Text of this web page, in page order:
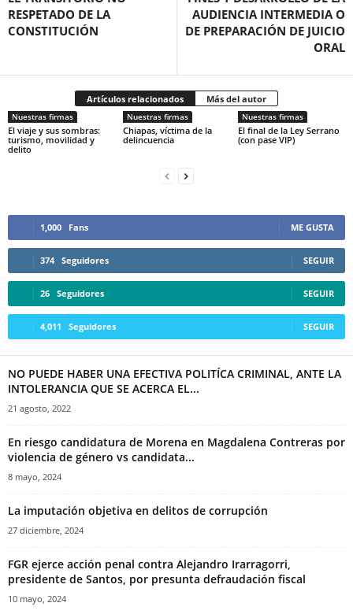
RESPETADO DE LA
CONSTITUCIÓN
AUDIENCIA INTERMEDIA O
DE PREPARACIÓN DE JUICIO
ORAL
Artículos relacionados Más del autor
Nuestras firmas
El viaje y sus sombras:
turismo, movilidad y
delito
Nuestras firmas
Chiapas, víctima de la
delincuencia
Nuestras firmas
El final de la Ley Serrano
(con pase VIP)
1,000 Fans ME GUSTA
374 Seguidores SEGUIR
26 Seguidores SEGUIR
4,011 Seguidores SEGUIR
NO PUEDE HABER UNA EFECTIVA POLITÍCA CRIMINAL, ANTE LA
INTOLERANCIA QUE SE ACERCA EL...
21 agosto, 2022
En riesgo candidatura de Morena en Magdalena Contreras por
violencia de género vs candidata...
8 mayo, 2024
La imputación objetiva en delitos de corrupción
27 diciembre, 2024
FGR ejerce acción penal contra Alejandro Irarragorri,
presidente de Santos, por presunta defraudación fiscal
10 mayo, 2024